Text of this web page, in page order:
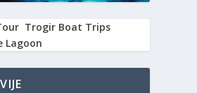
Trogir Boat Trips
Lagoon